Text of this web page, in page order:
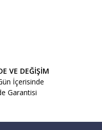
VE DEĞİŞİM
İçerisinde
Garantisi